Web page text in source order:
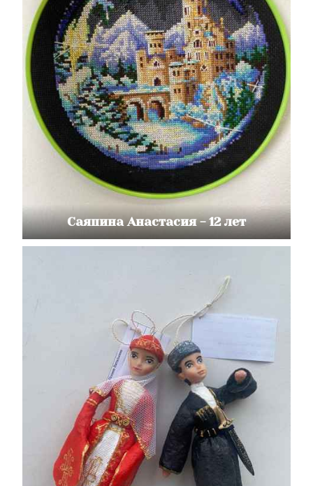
Саяпина Анастасия - 12 лет